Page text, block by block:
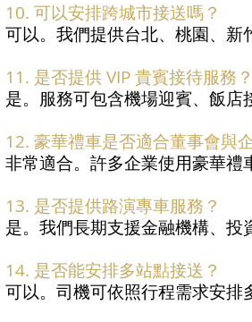
10. 可以安排跨城市接送嗎？
可以。我們提供台北、桃園、
11. 是否提供 VIP 貴賓接待服務？
是。服務可包含機場迎賓、飯
12. 豪華禮車是否適合董事會與
非常適合。許多企業使用豪華
13. 是否提供路演專車服務？
是。我們長期支援金融機構、
14. 是否能安排多站點接送？
可以。司機可依照行程需求安排